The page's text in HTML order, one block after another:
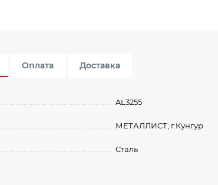
Оплата Доставка
AL3255
МЕТАЛЛИСТ, г.Кунгур
Сталь